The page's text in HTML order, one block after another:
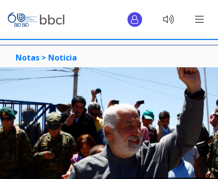
Notas > Noticia